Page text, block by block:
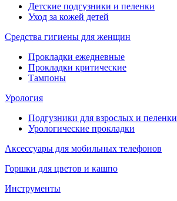
Детские подгузники и пеленки
Уход за кожей детей
Средства гигиены для женщин
Прокладки ежедневные
Прокладки критические
Тампоны
Урология
Подгузники для взрослых и пеленки
Урологические прокладки
Аксессуары для мобильных телефонов
Горшки для цветов и кашпо
Инструменты